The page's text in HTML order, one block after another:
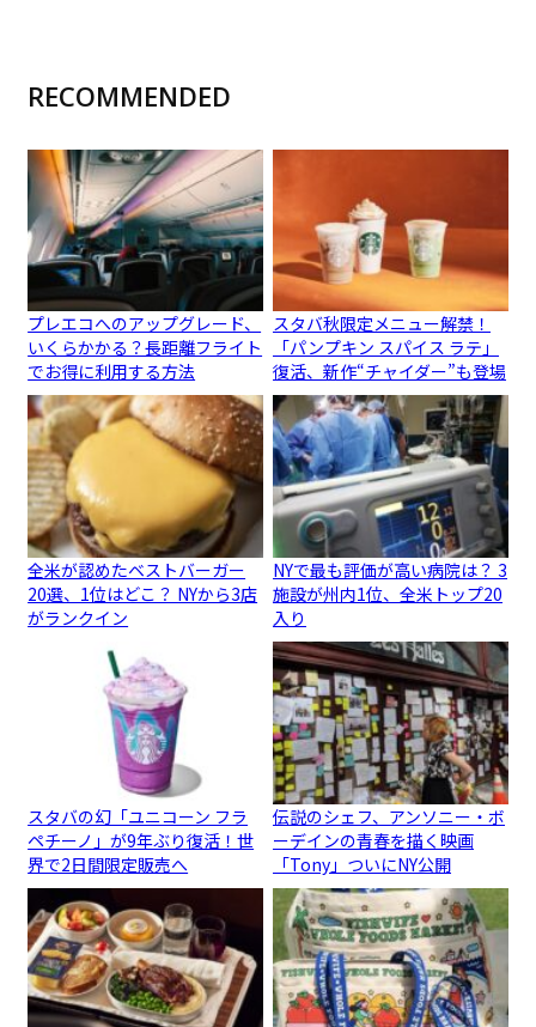
RECOMMENDED
プレエコへのアップグレード、
いくらかかる？長距離フライト
でお得に利用する方法
スタバ秋限定メニュー解禁！
「パンプキン スパイス ラテ」
復活、新作“チャイダー”も登場
全米が認めたベストバーガー
20選、1位はどこ？ NYから3店
がランクイン
NYで最も評価が高い病院は？ 3
施設が州内1位、全米トップ20
入り
スタバの幻「ユニコーン フラ
ペチーノ」が9年ぶり復活！世
界で2日間限定販売へ
伝説のシェフ、アンソニー・ボ
ーデインの青春を描く映画
「Tony」ついにNY公開